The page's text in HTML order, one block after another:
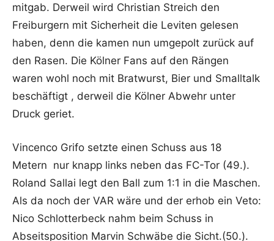
mitgab. Derweil wird Christian Streich den
Freiburgern mit Sicherheit die Leviten gelesen
haben, denn die kamen nun umgepolt zurück auf
den Rasen. Die Kölner Fans auf den Rängen
waren wohl noch mit Bratwurst, Bier und Smalltalk
beschäftigt , derweil die Kölner Abwehr unter
Druck geriet.
Vincenco Grifo setzte einen Schuss aus 18
Metern nur knapp links neben das FC-Tor (49.).
Roland Sallai legt den Ball zum 1:1 in die Maschen.
Als da noch der VAR wäre und der erhob ein Veto:
Nico Schlotterbeck nahm beim Schuss in
Abseitsposition Marvin Schwäbe die Sicht.(50.).